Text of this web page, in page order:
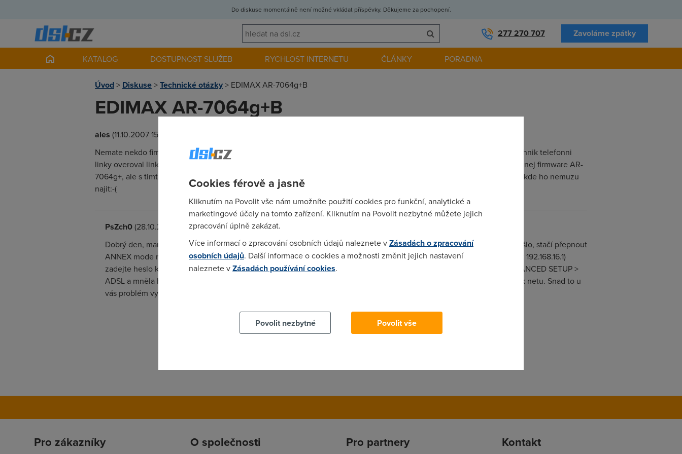
Do diskuse momentálně není možné vkládat příspěvky. Děkujeme za pochopení.
277 270 707 Zavoláme zpátky
KATALOG DOSTUPNOST SLUŽEB RYCHLOST INTERNETU ČLÁNKY PORADNA
Úvod> Diskuse>Technické otázky> EDIMAX AR-7064g+B
EDIMAX AR-7064g+B
ales (11.10.2007 15:18:13)
Nemate nekdo firmware na tento router?? Problem je takovy, ze mi z niceho nic prestal fungovat (nepripoji se na net). Technik telefonni
linky overoval linku a nastavil ji na cim jak nejlepsi hodnoty, presto se nepripojim. Na jinem routeru to jde. Nahral jsem do nej firmware AR-
7064g+, ale s timto uz neni ani ADSL synchronizace. Potreboval bych zase zpet ten puvodni firmware AR-7064g+B, ale nikde ho nemuzu
najit:-(
PsZch0(28.10.2007 09:41:31)
Dobrý den, mam podobny problem, modem se mi prostě k netu nepřipoji. Také sem nahral nový firmware a synchro nešlo, stačí přepnout
ANNEX mode na Bčkový. Spustě přikazový řádek (Start>Programy>Přislušenství) Zadejte Telnet a IP routeru (např telnet 192.168.16.1)
zadejte heslo k routeru a napište: wan adsl annex b vypněte a znovu zapněte router ve web konfiguraci jděte do ADVANCED SETUP >
ADSL a mněla by tam být u ADSL TYPE volba ANNEX B. Synchro už mi sice jede ale modem se stejně nechce připojit k netu. Snad to u
vás problém vyřeší. Hezkej den
Pro zákazníky O společnosti Pro partnery Kontakt
Cookies férově a jasně
Kliknutím na Povolit vše nám umožníte použití cookies pro funkční, analytické a
marketingové účely na tomto zařízení. Kliknutím na Povolit nezbytné můžete jejich
zpracování úplně zakázat.
Více informací o zpracování osobních údajů naleznete vZásadách o zpracování
osobních údajů. Další informace o cookies a možnosti změnit jejich nastavení
naleznete vZásadách používání cookies.
Povolit nezbytné
Povolit vše